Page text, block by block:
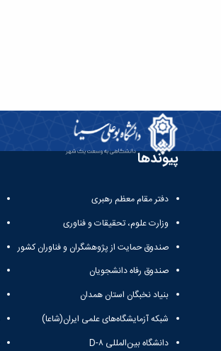
پیوندها
دفتر مقام معظم رهبری
وزارت علوم، تحقیقات و فناوری
صندوق حمایت از پژوهشگران و فناوران کشور
صندوق رفاه دانشجویان
بنیاد نخبگان استان همدان
شبکه آزمایشگاه‌های علمی ایران(شاعا)
دانشگاه بین‌المللی D-۸